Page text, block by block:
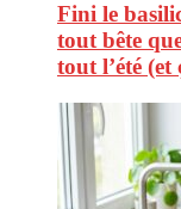
Fini le
tout bête
tout l’été (et